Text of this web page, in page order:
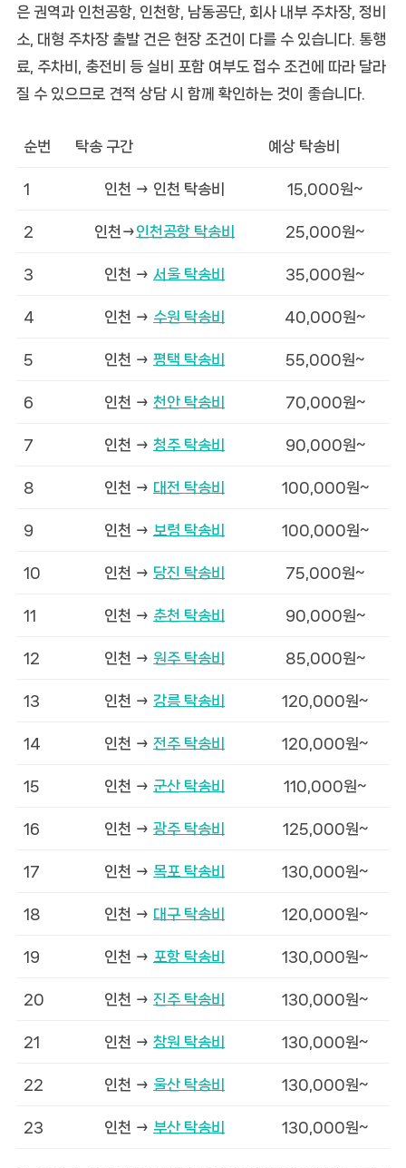
은 권역과 인천공항, 인천항, 남동공단, 회사 내부 주차장, 정비
소, 대형 주차장 출발 건은 현장 조건이 다를 수 있습니다. 통행
료, 주차비, 충전비 등 실비 포함 여부도 접수 조건에 따라 달라
질 수 있으므로 견적 상담 시 함께 확인하는 것이 좋습니다.
순번 탁송 구간 예상 탁송비
1 인천 → 인천 탁송비 15,000원~
2 인천→인천공항 탁송비 25,000원~
3 인천 → 서울 탁송비 35,000원~
4 인천 → 수원 탁송비 40,000원~
5 인천 → 평택 탁송비 55,000원~
6 인천 → 천안 탁송비 70,000원~
7 인천 → 청주 탁송비 90,000원~
8 인천 → 대전 탁송비 100,000원~
9 인천 → 보령 탁송비 100,000원~
10 인천 → 당진 탁송비 75,000원~
11 인천 → 춘천 탁송비 90,000원~
12 인천 → 원주 탁송비 85,000원~
13 인천 → 강릉 탁송비 120,000원~
14 인천 → 전주 탁송비 120,000원~
15 인천 → 군산 탁송비 110,000원~
16 인천 → 광주 탁송비 125,000원~
17 인천 → 목포 탁송비 130,000원~
18 인천 → 대구 탁송비 120,000원~
19 인천 → 포항 탁송비 130,000원~
20 인천 → 진주 탁송비 130,000원~
21 인천 → 창원 탁송비 130,000원~
22 인천 → 울산 탁송비 130,000원~
23 인천 → 부산 탁송비 130,000원~